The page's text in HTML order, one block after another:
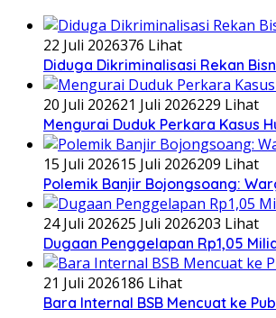
22 Juli 2026376 Lihat
Diduga Dikriminalisasi Rekan
20 Juli 202621 Juli 2026229 Lihat
​Mengurai Duduk Perkara Kasus
15 Juli 202615 Juli 2026209 Lihat
Polemik Banjir Bojongsoang:
24 Juli 202625 Juli 2026203 Lihat
Dugaan Penggelapan Rp1,05
21 Juli 2026186 Lihat
Bara Internal BSB Mencuat ke